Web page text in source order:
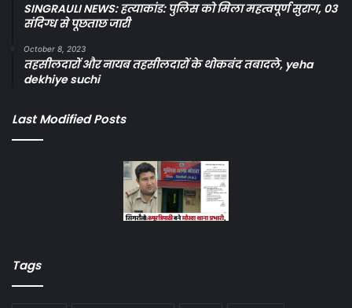
SINGRAULI NEWS: हत्याकांड: पुलिस को मिला महत्वपूर्ण सुराग, 03
संदिग्ध से पूछताछ जारी
October 8, 2023
तहसीलदारों और नायब तहसीलदारों के थोकबंद तबादले, yeha
dekhiye suchi
Last Modified Posts
Tags